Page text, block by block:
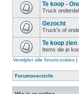
Te koop -
Truck
Gezocht
Truck's of
Te koop zien
Items die je
Verwijder alle forumcookies |
Forumoverzicht